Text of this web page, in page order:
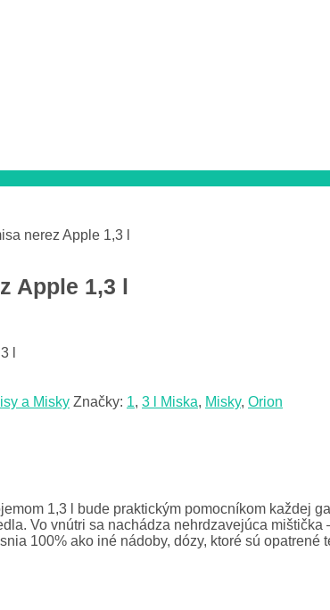
nerez Apple 1,3 l
Apple 1,3 l
l
a Misky Značky: 1, 3 l Miska, Misky, Orion
1,3 l bude praktickým pomocníkom každej
Vo vnútri sa nachádza nehrdzavejúca
100% ako iné nádoby, dózy, ktoré sú